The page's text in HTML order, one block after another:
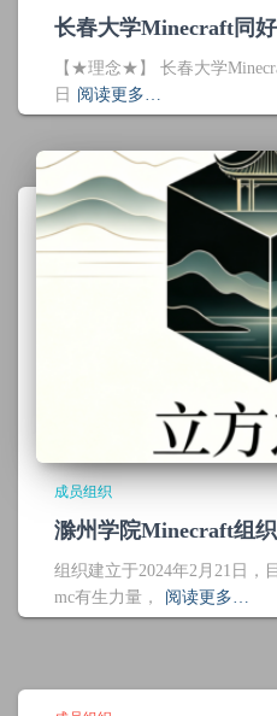
长春大学Minecraft同
【★理念★】 长春大学
日 阅读更多…
成员组织
滁州学院Minecraft组织
组织建立于2024年2月21日，
mc有生力量，
阅读更多…